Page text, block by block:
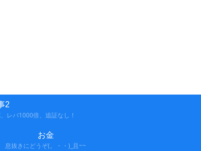
2
レバ1000倍、追証なし！
お金
息抜きにどうぞ(。・・)_且~~